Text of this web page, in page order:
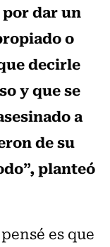
por dar un
o
decirle
y que se
a
de su
planteó
es que